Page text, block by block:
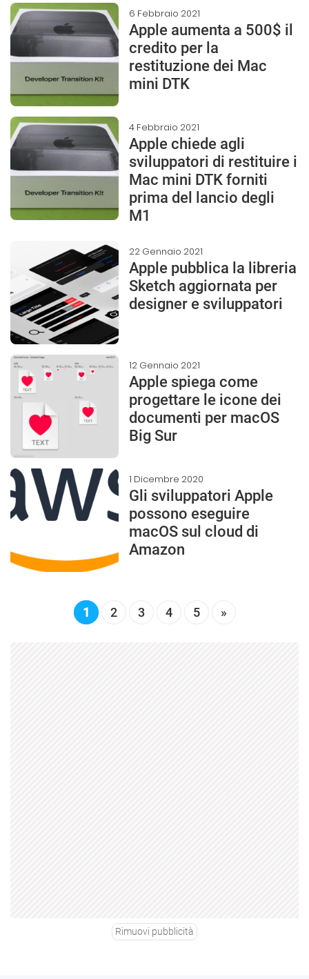
6 Febbraio 2021
Apple aumenta a 500$ il
credito per la
restituzione dei Mac
mini DTK
4 Febbraio 2021
Apple chiede agli
sviluppatori di restituire i
Mac mini DTK forniti
prima del lancio degli
M1
22 Gennaio 2021
Apple pubblica la libreria
Sketch aggiornata per
designer e sviluppatori
12 Gennaio 2021
Apple spiega come
progettare le icone dei
documenti per macOS
Big Sur
1 Dicembre 2020
Gli sviluppatori Apple
possono eseguire
macOS sul cloud di
Amazon
1 2 3 4 5 »
Rimuovi pubblicità